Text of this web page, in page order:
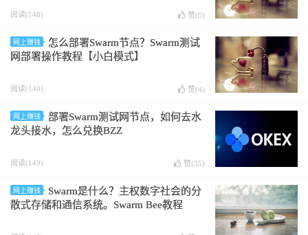
阅读(148) 赞(0)
网上赚钱
怎么部署Swarm节点？Swarm测试
网部署操作教程【小白模式】
阅读(140) 赞(4)
网上赚钱
部署Swarm测试网节点，如何去水
龙头接水，怎么兑换BZZ
阅读(149) 赞(35)
网上赚钱
Swarm是什么？主权数字社会的分
散式存储和通信系统。Swarm Bee教程